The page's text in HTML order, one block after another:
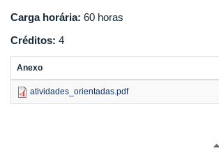
Carga horária: 60 horas
Créditos: 4
Anexo
atividades_orientadas.pdf